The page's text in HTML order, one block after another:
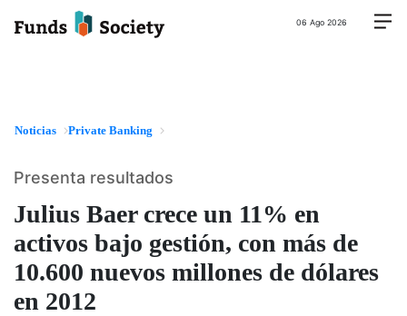
06 Ago 2026
Noticias Private Banking
Julius Baer crece un 11% en
activos bajo gestión, con más de
10.600 nuevos millones de dólares
en 2012
Presenta resultados